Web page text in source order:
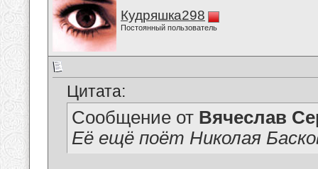
Кудряшка298
Постоянный пользователь
Цитата:
Сообщение от Вячеслав
Её ещё поёт Николая